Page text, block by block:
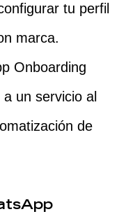
tu perfil
marca.
Onboarding
un servicio al
de